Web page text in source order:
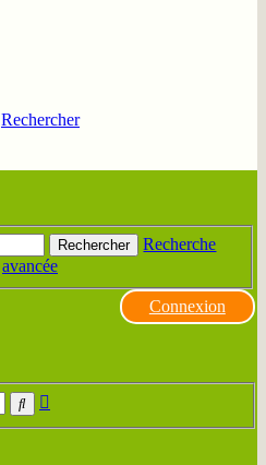
Rechercher
Rechercher
Recherche
avancée
Connexion
Rechercher